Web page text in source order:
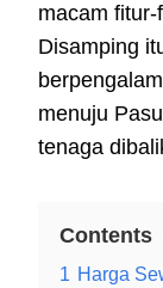
macam
Disamping
menuju
tenaga
Contents
1 Harga